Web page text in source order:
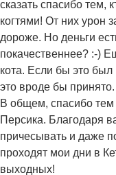
сказать спасибо тем,
когтями! От них урон
дороже. Но деньги
покачественнее? :-)
кота. Если бы это был
это вроде бы принято.
В общем, спасибо тем
Персика. Благодаря
причесывать и даже
проходят мои дни в
выходных!